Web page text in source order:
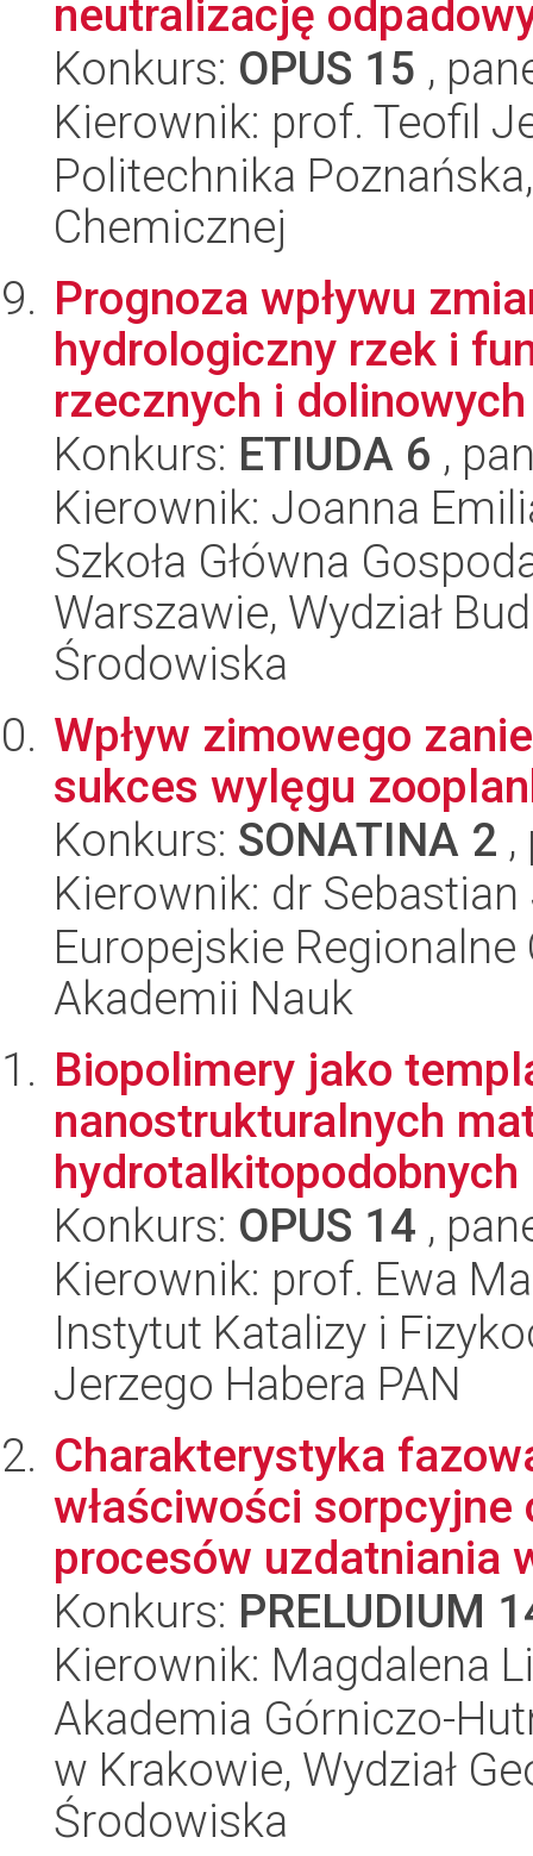
neutralizację
Konkurs: OPUS 15 ,
Kierownik: prof. Teofil
Politechnika
Chemicznej
Prognoza wpływu
hydrologiczny rzek i
rzecznych i dolinowych
Konkurs: ETIUDA 6 ,
Kierownik: Joanna
Szkoła Główna
Warszawie, Wydział
Środowiska
Wpływ zimowego
sukces wylęgu
Konkurs: SONATINA 2
Kierownik: dr Sebastian
Europejskie
Akademii Nauk
Biopolimery jako
nanostrukturalnych
Konkurs: OPUS 14 ,
Kierownik: prof. Ewa
Instytut Katalizy i
Jerzego Habera PAN
Charakterystyka
właściwości
procesów uzdatniania
Konkurs: PRELUDIUM
Kierownik: Magdalena
Akademia Górniczo-
w Krakowie, Wydział
Środowiska